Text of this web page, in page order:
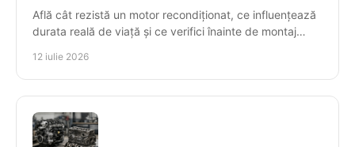
Află cât rezistă un motor recondiționat, ce influențează
durata reală de viață și ce verifici înainte de montaj
12 iulie 2026